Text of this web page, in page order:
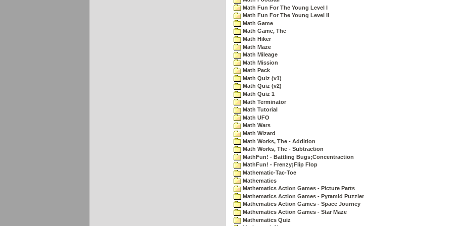
Math Fun For The Young Level I
Math Fun For The Young Level II
Math Game
Math Game, The
Math Hiker
Math Maze
Math Mileage
Math Mission
Math Pack
Math Quiz (v1)
Math Quiz (v2)
Math Quiz 1
Math Terminator
Math Tutorial
Math UFO
Math Wars
Math Wizard
Math Works, The - Addition
Math Works, The - Subtraction
MathFun! - Battling Bugs;Concentraction
MathFun! - Frenzy;Flip Flop
Mathematic-Tac-Toe
Mathematics
Mathematics Action Games - Picture Parts
Mathematics Action Games - Pyramid Puzzler
Mathematics Action Games - Space Journey
Mathematics Action Games - Star Maze
Mathematics Quiz